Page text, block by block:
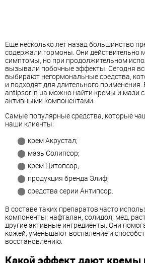
Еще несколько лет назад большинство
содержали гормоны. Они действительно
симптомы, но при продолжительном
вызывали побочные эффекты. Сегодня
выбирают негормональные средства,
и подходят для длительного
antipsor.in.ua можно найти кремы и мази
активными компонентами.
Самые популярные средства, которые
наши клиенты:
крем Акрустал;
мазь Солипсор;
крем Цитопсор;
продукция бренда Элиф;
средства серии Антипсор.
В составе таких препаратов часто
компоненты: нафталан, солидол, мед,
другие активные ингредиенты. Они
кожей, уменьшают воспаление и
восстановлению.